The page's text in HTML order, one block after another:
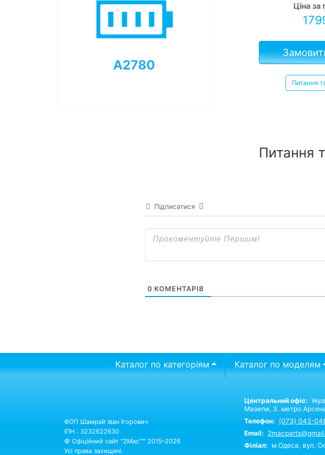
Ціна за
Питання
Питання
Підписатися
0 КОМЕНТАРІВ
Каталог по категоріям Каталог по моделям
ФОП Шамрай Іван Ігорович
ІПН : 3232622630
© Офіційний сайт "2Mac™" 2015–2026
Усі права захищені.
Центральний офіс:
Мазепи, 3. метро
Телефон:
(073) 043-
Email:
Філіал:
м.Одеса, вул.